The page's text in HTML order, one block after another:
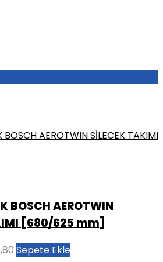
BOSCH AEROTWIN
[680/625 mm]
Şu
Sepete Ekle